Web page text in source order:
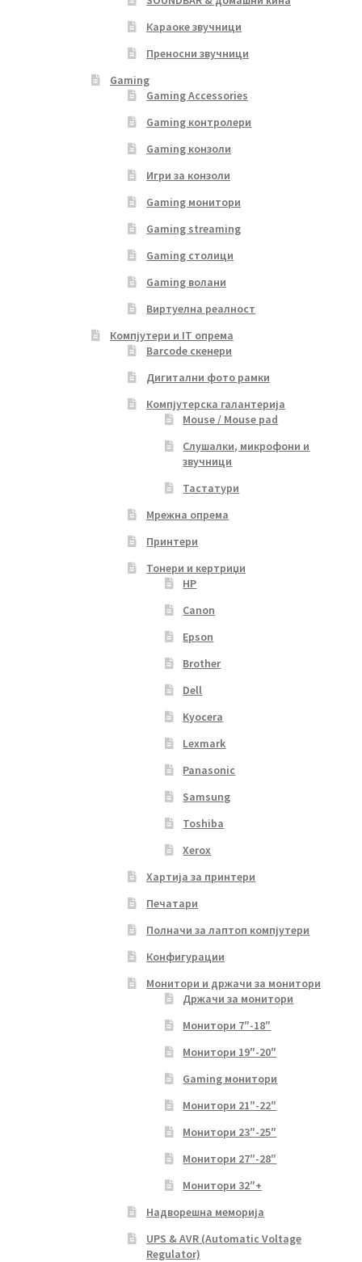
Караоке звучници
Преносни звучници
Gaming
Gaming Accessories
Gaming контролери
Gaming конзоли
Игри за конзоли
Gaming монитори
Gaming streaming
Gaming столици
Gaming волани
Виртуелна реалност
Компјутери и IT опрема
Barcode скенери
Дигитални фото рамки
Компјутерска галантерија
Mouse / Mouse pad
Слушалки, микрофони и
звучници
Тастатури
Мрежна опрема
Принтери
Тонери и кертриџи
HP
Canon
Epson
Brother
Dell
Kyocera
Lexmark
Panasonic
Samsung
Toshiba
Xerox
Хартија за принтери
Печатари
Полначи за лаптоп компјутери
Конфигурации
Монитори и држачи за монитори
Држачи за монитори
Монитори 7″-18″
Монитори 19″-20″
Gaming монитори
Монитори 21″-22″
Монитори 23″-25″
Монитори 27″-28″
Монитори 32″+
Надворешна меморија
UPS & AVR (Automatic Voltage
Regulator)